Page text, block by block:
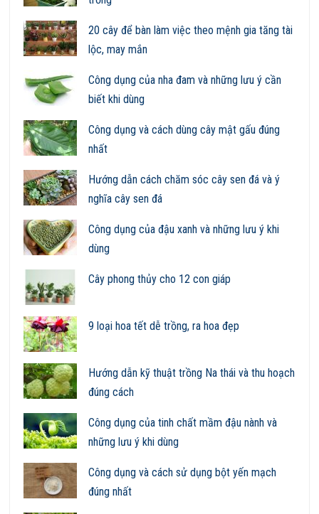
20 cây để bàn làm việc theo mệnh gia tăng tài
lộc, may mắn
Công dụng của nha đam và những lưu ý cần
biết khi dùng
Công dụng và cách dùng cây mật gấu đúng
nhất
Hướng dẫn cách chăm sóc cây sen đá và ý
nghĩa cây sen đá
Công dụng của đậu xanh và những lưu ý khi
dùng
Cây phong thủy cho 12 con giáp
9 loại hoa tết dễ trồng, ra hoa đẹp
Hướng dẫn kỹ thuật trồng Na thái và thu hoạch
đúng cách
Công dụng của tinh chất mầm đậu nành và
những lưu ý khi dùng
Công dụng và cách sử dụng bột yến mạch
đúng nhất